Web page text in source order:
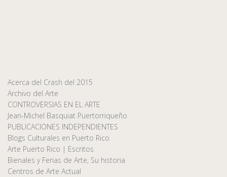
Acerca del Crash del 2015
Archivo del Arte
CONTROVERSIAS EN EL ARTE
Jean-Michel Basquiat Puertorriqueño
PUBLICACIONES INDEPENDIENTES
Blogs Culturales en Puerto Rico
Arte Puerto Rico | Escritos
Bienales y Ferias de Arte, Su historia
Centros de Arte Actual